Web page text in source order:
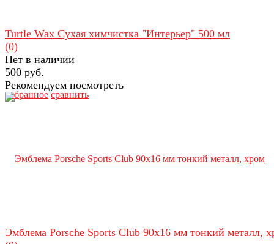
избранное сравнить
Turtle Wax Сухая химчистка "Интерьер" 500 мл
(0)
Нет в наличии
500 руб.
Рекомендуем посмотреть
Эмблема Porsche Sports Club 90х16 мм тонкий металл,